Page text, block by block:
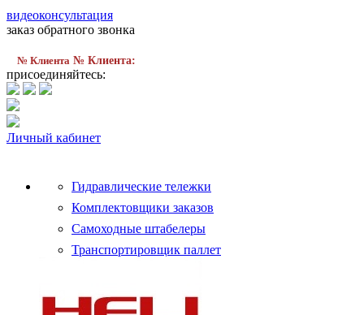
видеоконсультация
заказ обратного звонка
№ Клиента № Клиента:
присоединяйтесь:
Личный кабинет
Гидравлические тележки
Комплектовщики заказов
Самоходные штабелеры
Транспортировщик паллет